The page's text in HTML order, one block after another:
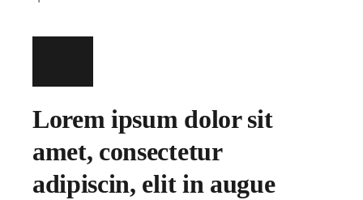
Lorem ipsum dolor sit
amet, consectetur
adipiscin, elit in augue